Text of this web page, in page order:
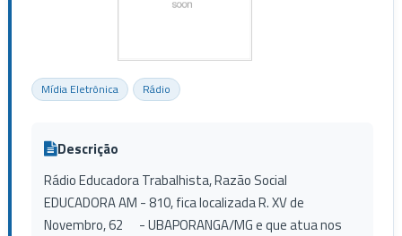
Mídia Eletrônica Rádio
Descrição
Rádio Educadora Trabalhista, Razão Social
EDUCADORA AM - 810, fica localizada R. XV de
Novembro, 62 - UBAPORANGA/MG e que atua nos